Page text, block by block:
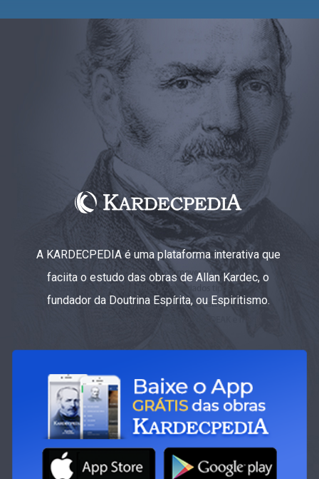
A KARDECPEDIA é uma plataforma interativa que
faciita o estudo das obras de Allan Kardec, o
fundador da Doutrina Espírita, ou Espiritismo.